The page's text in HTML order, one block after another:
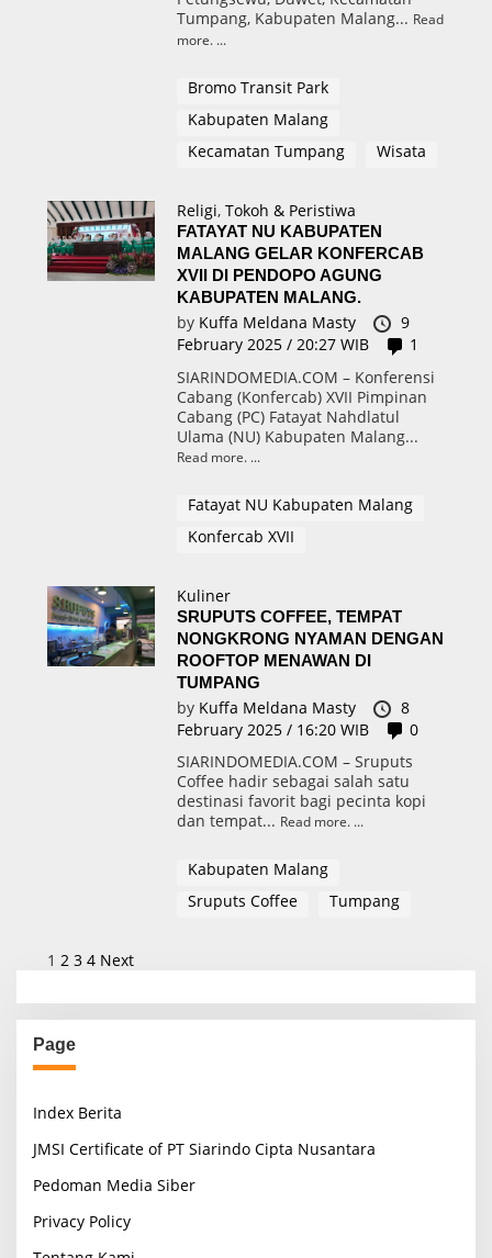
Tumpang, Kabupaten Malang... Read
more.
Bromo Transit Park
Kabupaten Malang
Kecamatan Tumpang
Wisata
Religi, Tokoh & Peristiwa
FATAYAT NU KABUPATEN
MALANG GELAR KONFERCAB
XVII DI PENDOPO AGUNG
KABUPATEN MALANG.
by Kuffa Meldana Masty
9
February 2025 / 20:27 WIB
1
SIARINDOMEDIA.COM – Konferensi
Cabang (Konfercab) XVII Pimpinan
Cabang (PC) Fatayat Nahdlatul
Ulama (NU) Kabupaten Malang...
Read more.
Fatayat NU Kabupaten Malang
Konfercab XVII
Kuliner
SRUPUTS COFFEE, TEMPAT
NONGKRONG NYAMAN DENGAN
ROOFTOP MENAWAN DI
TUMPANG
by Kuffa Meldana Masty
8
February 2025 / 16:20 WIB
0
SIARINDOMEDIA.COM – Sruputs
Coffee hadir sebagai salah satu
destinasi favorit bagi pecinta kopi
dan tempat... Read more.
Kabupaten Malang
Sruputs Coffee
Tumpang
P
o
s
t
p
a
g
i
1 2 3 4 Next
Page
Index Berita
JMSI Certificate of PT Siarindo Cipta Nusantara
Pedoman Media Siber
Privacy Policy